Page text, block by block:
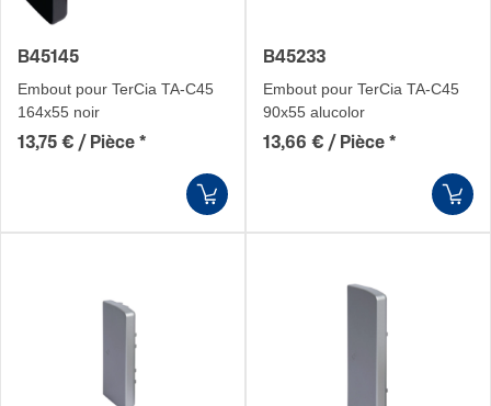
B45145
Embout pour TerCia TA-C45
164x55 noir
13,75 € / Pièce *
B45233
Embout pour TerCia TA-C45
90x55 alucolor
13,66 € / Pièce *